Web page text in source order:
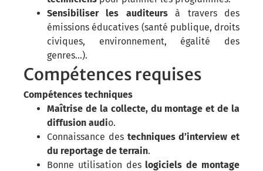
Sensibiliser les auditeursà travers des
émissions éducatives (santé publique, droits
civiques, environnement, égalité des
genres…).
Compétences requises
Compétences techniques
Maîtrise de la collecte, du montage et de la
diffusion audio.
Connaissance des techniques d’interview et
du reportage de terrain.
Bonne utilisation deslogiciels de montage